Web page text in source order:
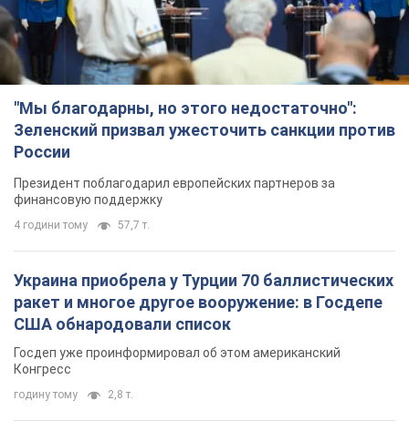
"Мы благодарны, но этого недостаточно":
Зеленский призвал ужесточить санкции против
России
Президент поблагодарил европейских партнеров за
финансовую поддержку
4 години тому 57,7 т.
Украина приобрела у Турции 70 баллистических
ракет и многое другое вооружение: в Госдепе
США обнародовали список
Госдеп уже проинформировал об этом американский
Конгресс
годину тому 2,8 т.